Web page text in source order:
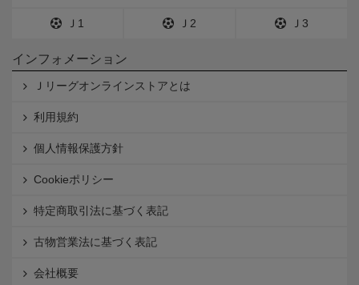
Ｊ1 Ｊ2 Ｊ3
インフォメーション
Ｊリーグオンラインストアとは
利用規約
個人情報保護方針
Cookieポリシー
特定商取引法に基づく表記
古物営業法に基づく表記
会社概要